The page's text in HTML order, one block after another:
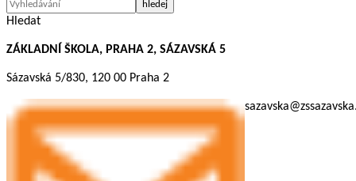
Hledat
ZÁKLADNÍ ŠKOLA, PRAHA 2, SÁZAVSKÁ 5
Sázavská 5/830, 120 00 Praha 2